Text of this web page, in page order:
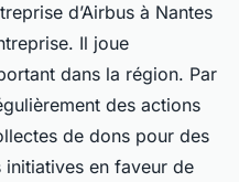
d’Airbus à Nantes
Il joue
dans la région. Par
des actions
de dons pour des
en faveur de